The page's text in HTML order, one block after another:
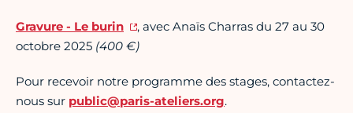
Gravure - Le burin
, avec Anaïs Charras du 27 au 30
octobre 2025 (400 €)
Pour recevoir notre programme des stages, contactez-
nous sur public@paris-ateliers.org.